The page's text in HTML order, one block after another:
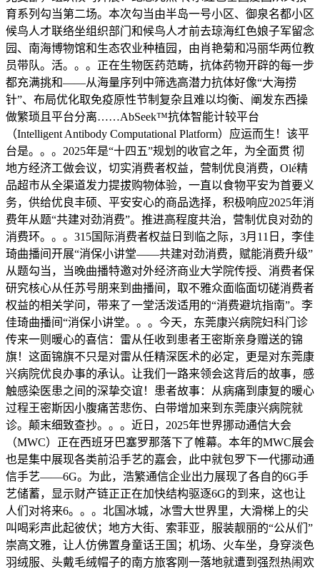
育系列勾当第二场。本次勾当由半岛一号小区、御泉名都小区
候鸟人才联络坐组织部门和候鸟人才前去琼海红色娘子军留念
园、南海博物馆和生态农业种植园，由肖艳菊和冯丽华两位教
员带队。活。。。正在生物医药范畴，抗体药物开辟的每一步
都充满挑和——从海量序列中筛选高潜力抗体好像“大海捞
针”、布局优化取免疫原性节制复杂且难以均衡、阐发东西操
做繁琐且平台分离……AbSeek™抗体智能计较平台
（Intelligent Antibody Computational Platform）应运而生！该平
台是。。。2025年是“十四五”规划的收官之年，为全面贯 彻
地方经济工做会议，切实消费者权益，营制优良消费，Olé精
品超市从全渠道发力提拔购物体验，一直以食物平安为首要义
务，供给优良丰硕、平安安心的商品选择，积极响应2025年消
费年从题“共建对劲消费”。推进高程度共治，营制优良对劲的
消费环。。。315国际消费者权益日到临之际，3月11日，李佳
琦曲播间开展“消保小讲堂——共建对劲消费，赋能消费升级”
从题勾当，当晚曲播特邀对外经济商业大学院传授、消费者保
研究核心从任苏号朋来到曲播间，取不雅众面临面切磋消费者
权益的相关学问，带来了一堂活泼适用的“消费避坑指南”。李
佳琦曲播间“消保小讲堂。。。今天，东莞康兴病院妇科门诊
传来一则暖心的喜信：雷从任收到患者王密斯亲身赠送的锦
旗！这面锦旗不只是对雷从任精深医术的必定，更是对东莞康
兴病院优良办事的承认。让我们一路来领会这背后的故事，感
触感染医患之间的深挚交谊！患者故事：从病痛到康复的暖心
过程王密斯因小腹痛苦悲伤、白带增加来到东莞康兴病院就
诊。颠末细致查抄。。。近日，2025年世界挪动通信大会
（MWC）正在西班牙巴塞罗那落下了帷幕。本年的MWC展会
也是集中展现各类前沿手艺的嘉会，此中就包罗下一代挪动通
信手艺——6G。为此，浩繁通信企业出力展现了各自的6G手
艺储蓄，显示财产链正正在加快结构驱逐6G的到来，这也让
人们对将来6。。。北国冰城，冰雪大世界里，大滑梯上的尖
叫喝彩声此起彼伏；地方大街、索菲亚，服装靓丽的“公从们”
崇高文雅，让人仿佛置身童话王国；机场、火车坐，身穿淡色
羽绒服、头戴毛绒帽子的南方旅客刚一落地就遭到强烈热闹欢